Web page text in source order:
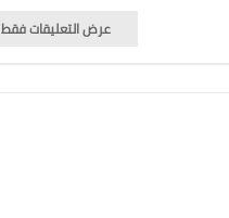
عرض التعليقات فقط